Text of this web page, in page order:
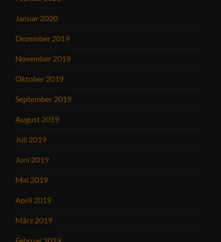
Januar 2020
Dezember 2019
November 2019
Oktober 2019
September 2019
August 2019
Juli 2019
Juni 2019
Mai 2019
April 2019
März 2019
Februar 2019